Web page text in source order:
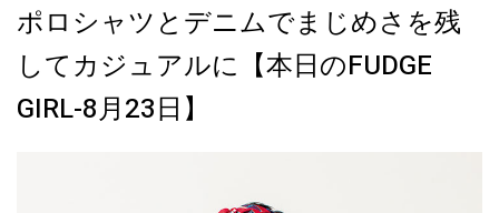
ポロシャツとデニムでまじめさを残
してカジュアルに【本日のFUDGE
GIRL-8月23日】